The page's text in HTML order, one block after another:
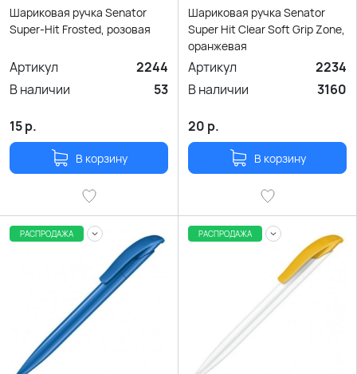
Шариковая ручка Senator
Super-Hit Frosted, розовая
Артикул
2244
В наличии
53
15р.
В корзину
Шариковая ручка Senator
Super Hit Clear Soft Grip Zone,
оранжевая
Артикул
2234
В наличии
3160
20 р.
В корзину
РАСПРОДАЖА РАСПРОДАЖА